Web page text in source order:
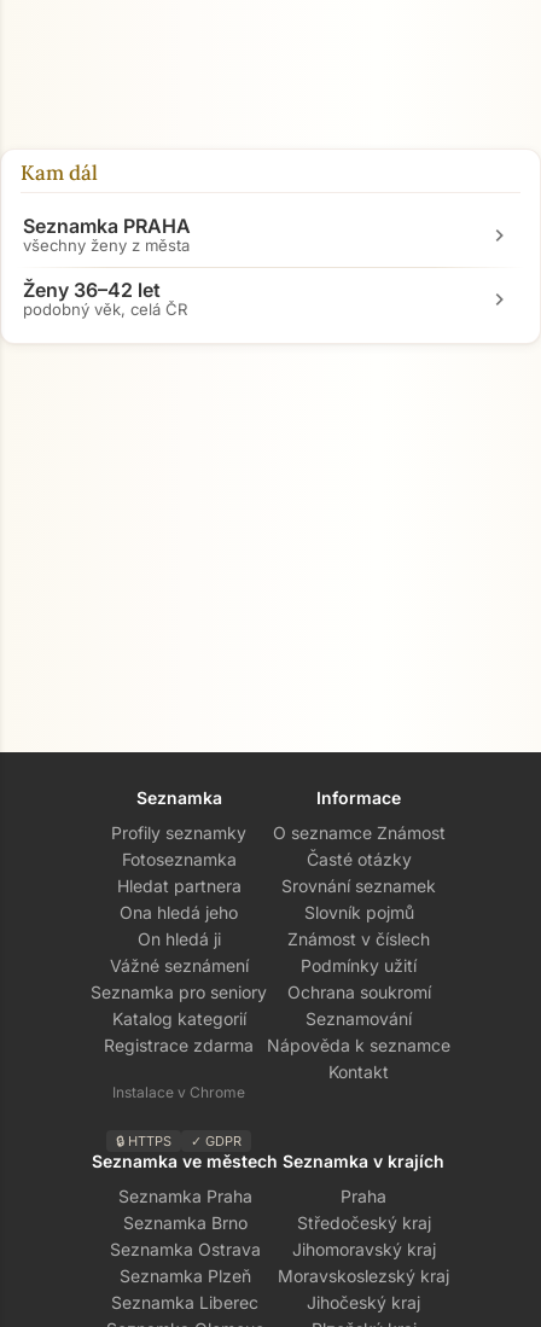
Kam dál
Seznamka PRAHA
všechny ženy z města chevron_right
Ženy 36–42 let
podobný věk, celá ČR chevron_right
Seznamka
Profily seznamky
Fotoseznamka
Hledat partnera
Ona hledá jeho
On hledá ji
Vážné seznámení
Seznamka pro seniory
Katalog kategorií
Registrace zdarma
Instalace v Chrome
🔒 HTTPS ✓ GDPR
Informace
O seznamce Známost
Časté otázky
Srovnání seznamek
Slovník pojmů
Známost v číslech
Podmínky užití
Ochrana soukromí
Seznamování
Nápověda k seznamce
Kontakt
Seznamka ve městech
Seznamka Praha
Seznamka Brno
Seznamka Ostrava
Seznamka Plzeň
Seznamka Liberec
Seznamka v krajích
Praha
Středočeský kraj
Jihomoravský kraj
Moravskoslezský kraj
Jihočeský kraj